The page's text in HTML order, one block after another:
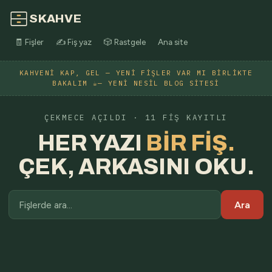
SKAHVE
🧾 Fişler ✍️ Fiş yaz 🎲 Rastgele Ana site
KAHVENI KAP, GEL — YENI FIŞLER VAR MI BIRLIKTE
BAKALIM ☕— YENI NESIL BLOG SITESI
ÇEKMECE AÇILDI · 11 FIŞ KAYITLI
HER YAZI
BIR FIŞ.
ÇEK, ARKASINI OKU.
Ara